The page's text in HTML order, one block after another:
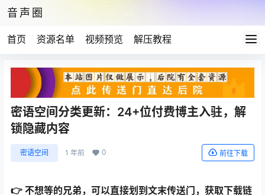
音声圈
首页 资源名单 视频预览 解压教程
密语空间分类更新：24+位付费博主入驻，解
锁隐藏内容
密语空间 1 年前 0 前往下载
👉 不想等的兄弟，可以直接划到文末传送门，获取下载链